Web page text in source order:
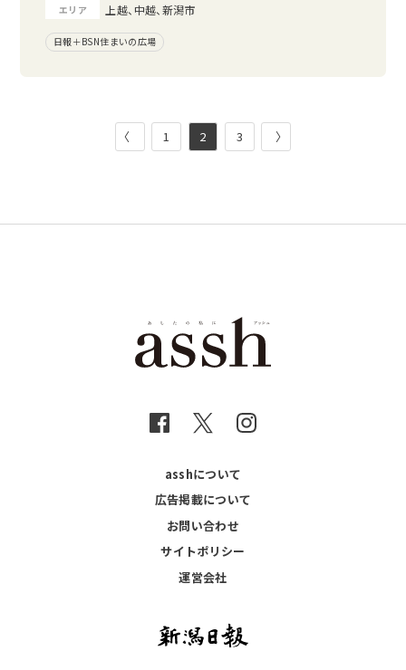
エリア 上越、中越、新潟市
日報＋BSN住まいの広場
〈 1 2 3 〉
asshについて
広告掲載について
お問い合わせ
サイトポリシー
運営会社